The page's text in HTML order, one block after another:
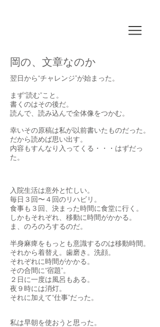
岡の、文章なのか
翌日から“チャレンジ”が始まった。
まず“読む”こと。
書くのはその後だ。
読んで、読み込んで全体像をつかむ。
幸いその原稿は私が以前書いたものだった。
だから読めば思い出す。
内容もすんなり入ってくる・・・はずだっ
た。
入院生活は意外と忙しい。
毎日３回〜４回のリハビリ。
食事も３回、決まった時間に食堂に行く。
しかもそれぞれ、移動に時間がかかる。
ま、のろのろするのだ。
半身麻痺をもっとも意識するのは移動時間。
それから着替え。歯磨き。洗顔。
それぞれに時間がかかる。
その合間に“宿題”。
２日に一度は風呂もある。
夜９時には消灯。
それに加えて“仕事”だった。
私は早朝を使おうと思った。